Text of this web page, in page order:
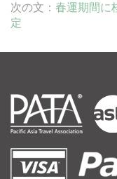
次の文： 春運期間に
定